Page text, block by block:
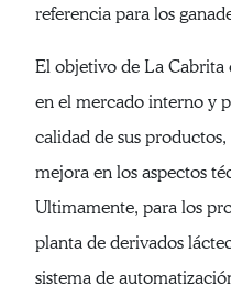
referencia para los
El objetivo de La Cabrita
en el mercado interno y
calidad de sus
mejora en los aspectos
Ultimamente, para los
planta de derivados
sistema de